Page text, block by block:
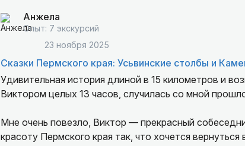
Анжела
Опыт: 7 экскурсий
23 ноября 2025
Сказки Пермского края: Усьвинские столбы и
Удивительная история длиной в 15 километров и
Виктором целых 13 часов, случилась со мной
Мне очень повезло, Виктор — прекрасный собеседник, поделился интересными знаниями, показал
красоту Пермского края так, что хочется вернуться